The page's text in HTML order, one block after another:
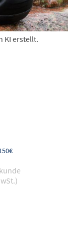
KI erstellt.